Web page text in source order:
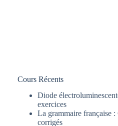
Cours Récents
Diode
exercices
La grammaire française :
corrigés